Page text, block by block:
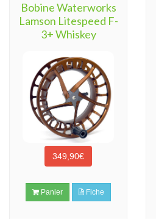
Bobine Waterworks
Lamson Litespeed F-
3+ Whiskey
349,90€
Panier Fiche